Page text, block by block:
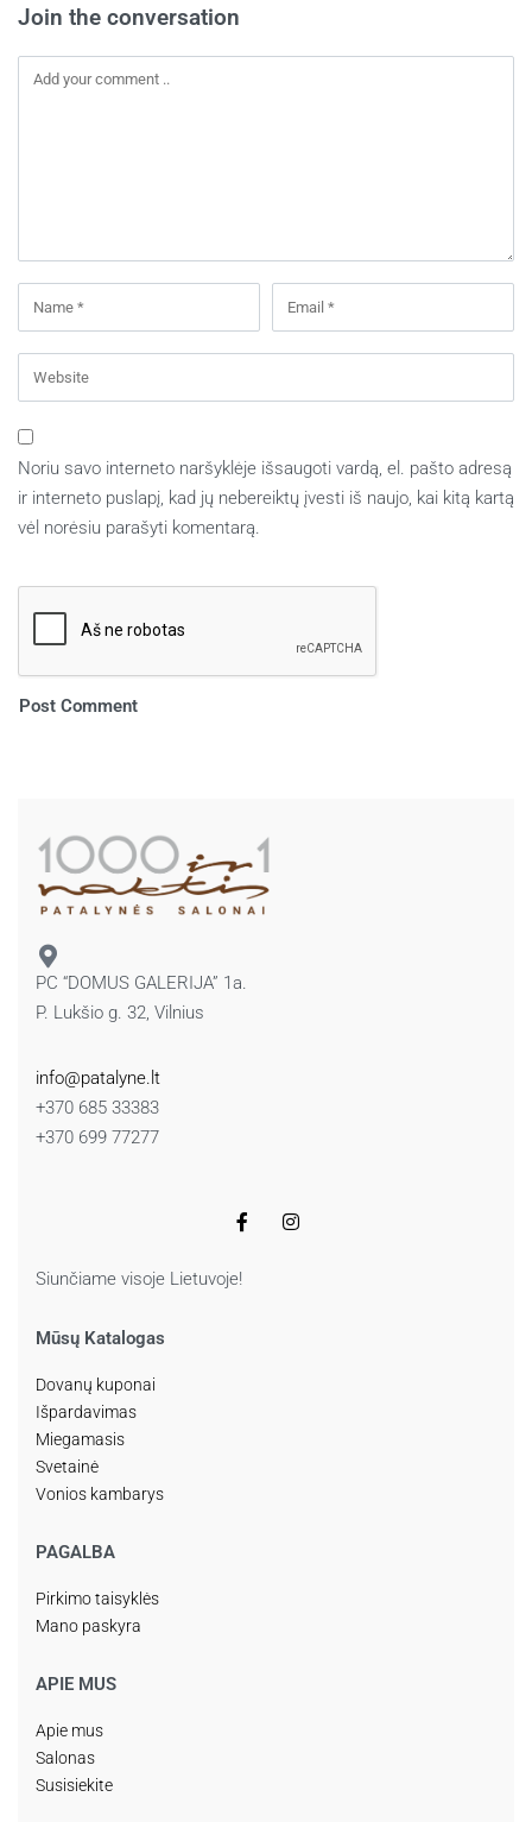
Join the conversation
Noriu savo interneto naršyklėje išsaugoti vardą, el. pašto adresą
ir interneto puslapį, kad jų nebereiktų įvesti iš naujo, kai kitą kartą
vėl norėsiu parašyti komentarą.
PC “DOMUS GALERIJA” 1a.
P. Lukšio g. 32, Vilnius
info@patalyne.lt
+370 685 33383
+370 699 77277
Siunčiame visoje Lietuvoje!
Mūsų Katalogas
Dovanų kuponai
Išpardavimas
Miegamasis
Svetainė
Vonios kambarys
PAGALBA
Pirkimo taisyklės
Mano paskyra
APIE MUS
Apie mus
Salonas
Susisiekite